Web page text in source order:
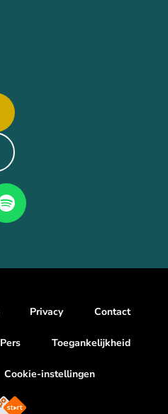
Privacy Contact
Pers Toegankelijkheid
Cookie-instellingen